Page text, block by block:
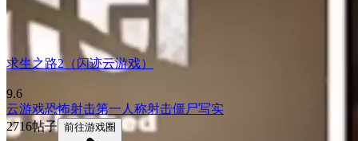
求生之路2（闪迹云游戏）
9.6
云游戏恐怖射击第一人称射击僵尸写实
2716帖子 前往游戏圈